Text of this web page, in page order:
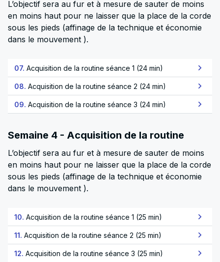
L’objectif sera au fur et à mesure de sauter de moins
en moins haut pour ne laisser que la place de la corde
sous les pieds (affinage de la technique et économie
dans le mouvement ).
07. Acquisition de la routine séance 1 (24 min)
08. Acquisition de la routine séance 2 (24 min)
09. Acquisition de la routine séance 3 (24 min)
Semaine 4 - Acquisition de la routine
L’objectif sera au fur et à mesure de sauter de moins
en moins haut pour ne laisser que la place de la corde
sous les pieds (affinage de la technique et économie
dans le mouvement ).
10. Acquisition de la routine séance 1 (25 min)
11. Acquisition de la routine séance 2 (25 min)
12. Acquisition de la routine séance 3 (25 min)